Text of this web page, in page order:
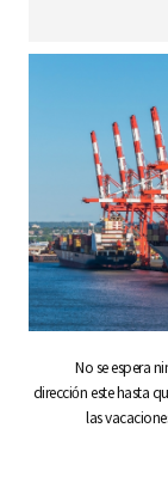
q
a
No se espera
dirección este hasta
las